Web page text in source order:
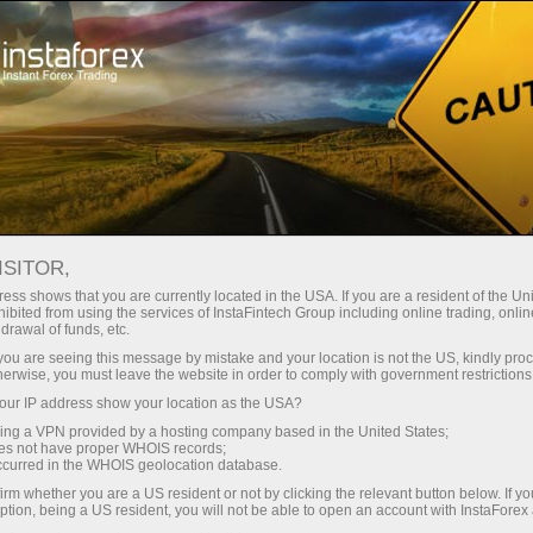
З InstaForex ви отримуєте доступ
можливостей: кредитне плече до
1:5000, одні з найкращих
спредів та комісій на ринку, а
також привабливі умови для
торгівлі акціями та індексами
Мінімальні спреди - максимум
Бонус 30% на кожен депозит
Швидкість
у трейдингу і на трасі
shows that you are currently located in the USA. If you are a resident of the
from using the services of InstaFintech Group including online trading,
of funds, etc.
are seeing this message by mistake and your location is not the US, kindly
you must leave the website in order to comply with government
IP address show your location as the USA?
a VPN provided by a hosting company based in the United States;
not have proper WHOIS records;
in the WHOIS geolocation database.
whether you are a US resident or not by clicking the relevant button below. If
being a US resident, you will not be able to open an account with InstaForex